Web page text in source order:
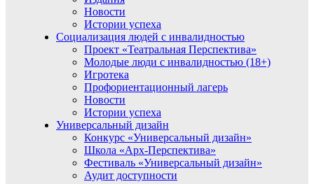
Новости
Истории успеха
Социализация людей с инвалидностью
Проект «Театральная Перспектива»
Молодые люди с инвалидностью (18+)
Игротека
Профориентационный лагерь
Новости
Истории успеха
Универсальный дизайн
Конкурс «Универсальный дизайн»
Школа «Арх-Перспектива»
Фестиваль «Универсальный дизайн»
Аудит доступности